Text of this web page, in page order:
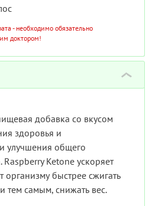
- необходимо обязательно
доктором!
›
добавка со вкусом
здоровья и
улучшения общего
Raspberry Ketone ускоряет
организму быстрее сжигать
тем самым, снижать вес.